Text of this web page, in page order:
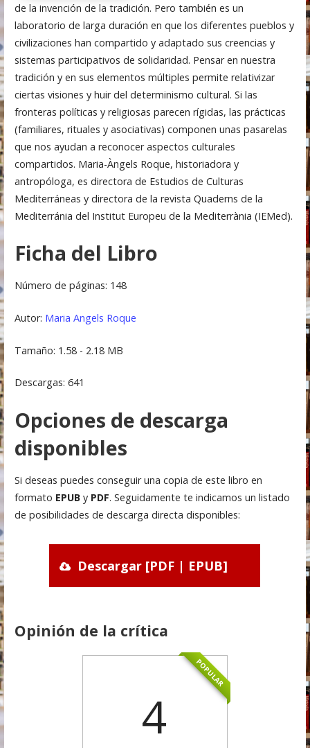
de la invención de la tradición. Pero también es un
laboratorio de larga duración en que los diferentes pueblos y
civilizaciones han compartido y adaptado sus creencias y
sistemas participativos de solidaridad. Pensar en nuestra
tradición y en sus elementos múltiples permite relativizar
ciertas visiones y huir del determinismo cultural. Si las
fronteras políticas y religiosas parecen rígidas, las prácticas
(familiares, rituales y asociativas) componen unas pasarelas
que nos ayudan a reconocer aspectos culturales
compartidos. Maria-Àngels Roque, historiadora y
antropóloga, es directora de Estudios de Culturas
Mediterráneas y directora de la revista Quaderns de la
Mediterránia del Institut Europeu de la Mediterrània (IEMed).
Ficha del Libro
Número de páginas: 148
Autor: Maria Angels Roque
Tamaño: 1.58 - 2.18 MB
Descargas: 641
Opciones de descarga
disponibles
Si deseas puedes conseguir una copia de este libro en
formato EPUBy PDF. Seguidamente te indicamos un listado
de posibilidades de descarga directa disponibles:
Descargar [PDF | EPUB]
Opinión de la crítica
POPULAR
4